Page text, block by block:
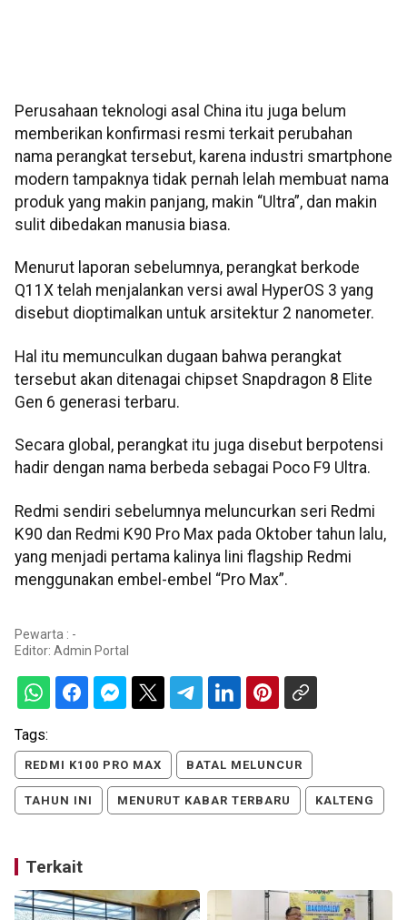
Perusahaan teknologi asal China itu juga belum
memberikan konfirmasi resmi terkait perubahan
nama perangkat tersebut, karena industri smartphone
modern tampaknya tidak pernah lelah membuat nama
produk yang makin panjang, makin “Ultra”, dan makin
sulit dibedakan manusia biasa.
Menurut laporan sebelumnya, perangkat berkode
Q11X telah menjalankan versi awal HyperOS 3 yang
disebut dioptimalkan untuk arsitektur 2 nanometer.
Hal itu memunculkan dugaan bahwa perangkat
tersebut akan ditenagai chipset Snapdragon 8 Elite
Gen 6 generasi terbaru.
Secara global, perangkat itu juga disebut berpotensi
hadir dengan nama berbeda sebagai Poco F9 Ultra.
Redmi sendiri sebelumnya meluncurkan seri Redmi
K90 dan Redmi K90 Pro Max pada Oktober tahun lalu,
yang menjadi pertama kalinya lini flagship Redmi
menggunakan embel-embel “Pro Max”.
Pewarta : -
Editor: Admin Portal
Tags:
REDMI K100 PRO MAX BATAL MELUNCUR
TAHUN INI MENURUT KABAR TERBARU KALTENG
Terkait